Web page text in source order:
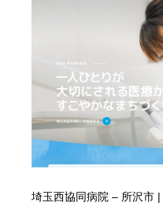
埼玉西協同病院 – 所沢市 |